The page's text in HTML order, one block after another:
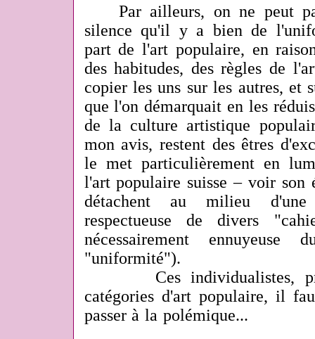
Par ailleurs, on ne peut
silence qu'il y a bien de
part de l'art populaire, en
des habitudes, des règles de
copier les uns sur les autres, et
que l'on démarquait en les
de la culture artistique
mon avis, restent des êtres
le met particulièrement en
l'art populaire suisse – voir son
détachent au milieu d'une
respectueuse de divers
nécessairement
"uniformité").
Ces individualistes,
catégories d'art populaire, il
passer à la polémique...